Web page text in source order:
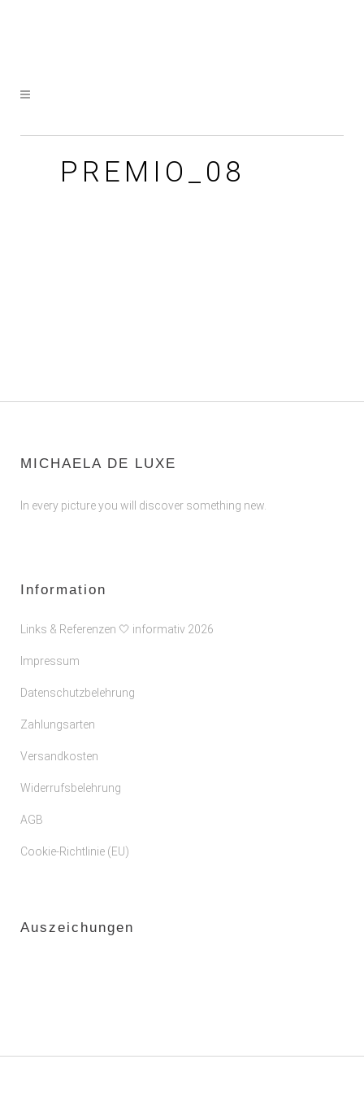
PREMIO_08
MICHAELA DE LUXE
In every picture you will discover something new.
Information
Links & Referenzen 🤍 informativ 2026
Impressum
Datenschutzbelehrung
Zahlungsarten
Versandkosten
Widerrufsbelehrung
AGB
Cookie-Richtlinie (EU)
Auszeichungen